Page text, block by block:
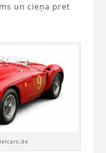
un cieņa pret